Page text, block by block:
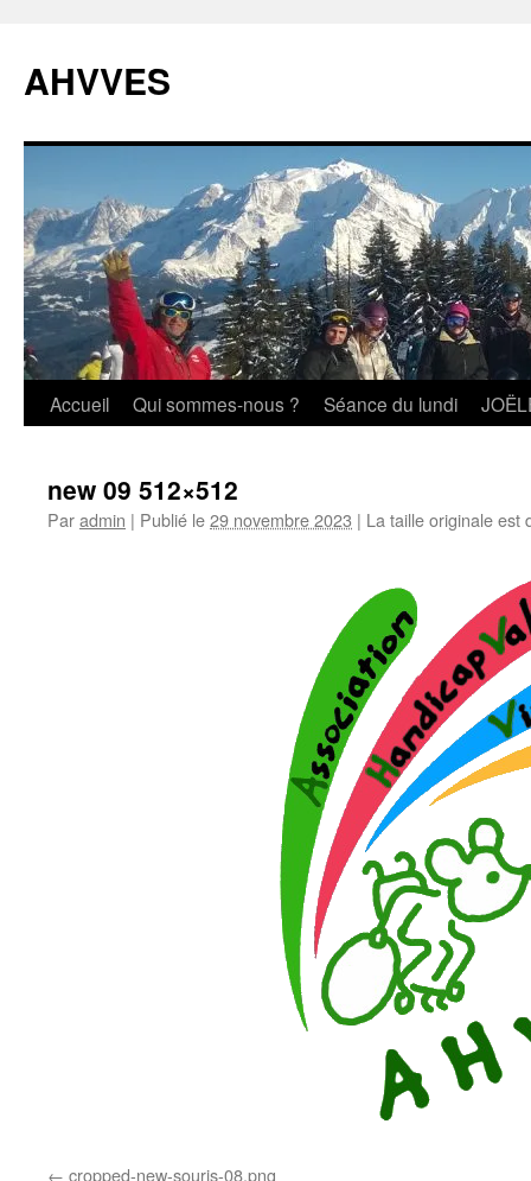
contenu
AHVVES
Accueil Qui sommes-nous ? Séance du lundi
new 09 512×512
Paradmin | Publié le29 novembre 2023 | La taille originale est
cropped-new-souris-08.png